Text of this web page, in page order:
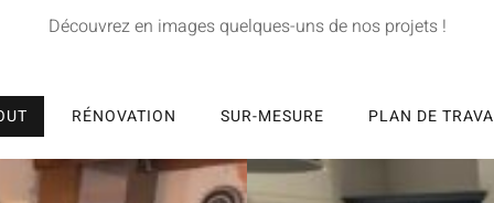
Découvrez en images quelques-uns de nos projets !
RÉNOVATION SUR-MESURE PLAN DE